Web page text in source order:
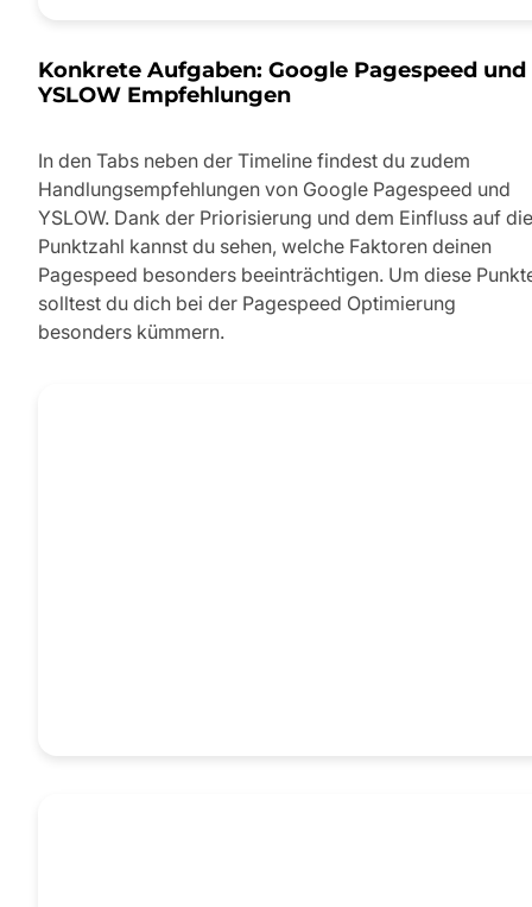
Konkrete Aufgaben: Google Pagespeed und
YSLOW Empfehlungen
In den Tabs neben der Timeline findest du zudem
Handlungsempfehlungen von Google Pagespeed und
YSLOW. Dank der Priorisierung und dem Einfluss auf die
Punktzahl kannst du sehen, welche Faktoren deinen
Pagespeed besonders beeinträchtigen. Um diese
solltest du dich bei der Pagespeed Optimierung
besonders kümmern.